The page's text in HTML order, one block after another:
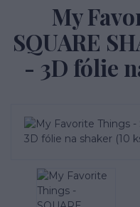
My
SQUARE
- 3D fólie